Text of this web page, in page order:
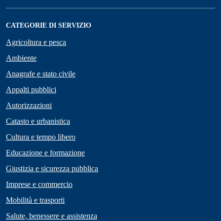
CATEGORIE DI SERVIZIO
Agricoltura e pesca
Ambiente
Anagrafe e stato civile
Appalti pubblici
Autorizzazioni
Catasto e urbanistica
Cultura e tempo libero
Educazione e formazione
Giustizia e sicurezza pubblica
Imprese e commercio
Mobilità e trasporti
Salute, benessere e assistenza